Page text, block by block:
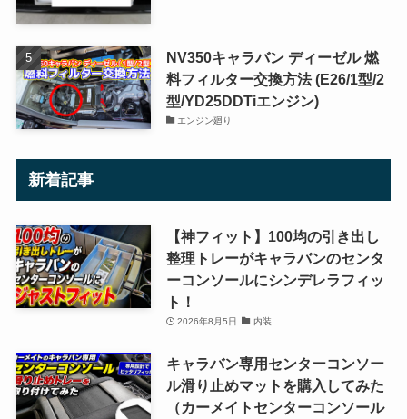
NV350キャラバン ディーゼル 燃
料フィルター交換方法 (E26/1型/2
型/YD25DDTiエンジン)
エンジン廻り
新着記事
【神フィット】100均の引き出し
整理トレーがキャラバンのセンタ
ーコンソールにシンデレラフィッ
ト！
2026年8月5日 内装
キャラバン専用センターコンソー
ル滑り止めマットを購入してみた
（カーメイトセンターコンソール